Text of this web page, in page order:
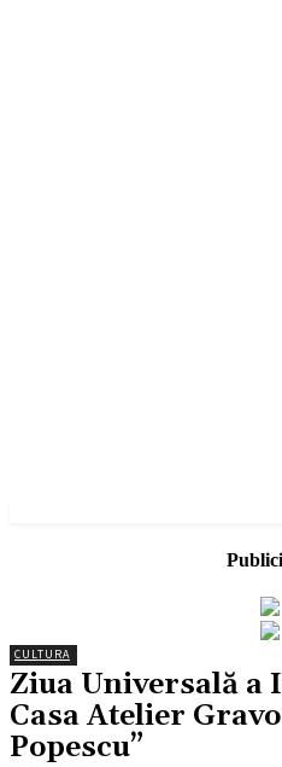
CULTURA
Ziua Universală a
Casa Atelier
Popescu”